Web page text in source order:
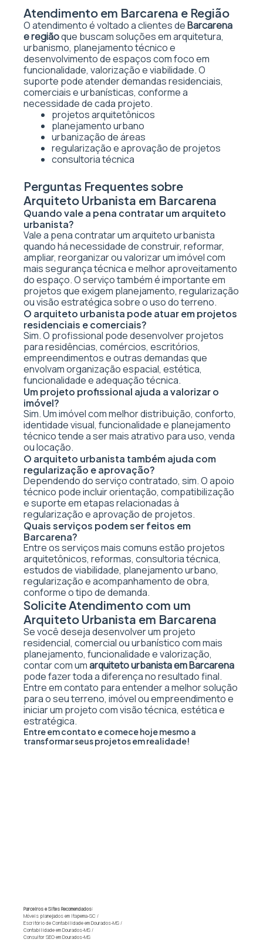
Atendimento em Barcarena e Região
O atendimento é voltado a clientes deBarcarena
e regiãoque buscam soluções em arquitetura,
urbanismo, planejamento técnico e
desenvolvimento de espaços com foco em
funcionalidade, valorização e viabilidade. O
suporte pode atender demandas residenciais,
comerciais e urbanísticas, conforme a
necessidade de cada projeto.
projetos arquitetônicos
planejamento urbano
urbanização de áreas
regularização e aprovação de projetos
consultoria técnica
Perguntas Frequentes sobre
Arquiteto Urbanista em Barcarena
Quando vale a pena contratar um arquiteto
urbanista?
Vale a pena contratar um arquiteto urbanista
quando há necessidade de construir, reformar,
ampliar, reorganizar ou valorizar um imóvel com
mais segurança técnica e melhor aproveitamento
do espaço. O serviço também é importante em
projetos que exigem planejamento, regularização
ou visão estratégica sobre o uso do terreno.
O arquiteto urbanista pode atuar em projetos
residenciais e comerciais?
Sim. O profissional pode desenvolver projetos
para residências, comércios, escritórios,
empreendimentos e outras demandas que
envolvam organização espacial, estética,
funcionalidade e adequação técnica.
Um projeto profissional ajuda a valorizar o
imóvel?
Sim. Um imóvel com melhor distribuição, conforto,
identidade visual, funcionalidade e planejamento
técnico tende a ser mais atrativo para uso, venda
ou locação.
O arquiteto urbanista também ajuda com
regularização e aprovação?
Dependendo do serviço contratado, sim. O apoio
técnico pode incluir orientação, compatibilização
e suporte em etapas relacionadas à
regularização e aprovação de projetos.
Quais serviços podem ser feitos em
Barcarena?
Entre os serviços mais comuns estão projetos
arquitetônicos, reformas, consultoria técnica,
estudos de viabilidade, planejamento urbano,
regularização e acompanhamento de obra,
conforme o tipo de demanda.
Solicite Atendimento com um
Arquiteto Urbanista em Barcarena
Se você deseja desenvolver um projeto
residencial, comercial ou urbanístico com mais
planejamento, funcionalidade e valorização,
contar com umarquiteto urbanista em Barcarena
pode fazer toda a diferença no resultado final.
Entre em contato para entender a melhor solução
para o seu terreno, imóvel ou empreendimento e
iniciar um projeto com visão técnica, estética e
estratégica.
Entre em contato e comece hoje mesmo a
transformar seus projetos em realidade!
Parceiros e Sites Recomendados:
Móveis planejados em Itapema-SC /
Escritório de Contabilidade em Dourados-MS /
Contabilidade em Dourados-MS /
Consultor SEO em Dourados-MS